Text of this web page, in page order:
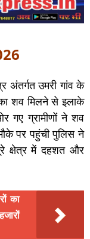
अंतर्गत उमरी गांव के
शव मिलने से इलाके
ग्रामीणों ने शव
पर पहुंची पुलिस ने
क्षेत्र में दहशत और
का